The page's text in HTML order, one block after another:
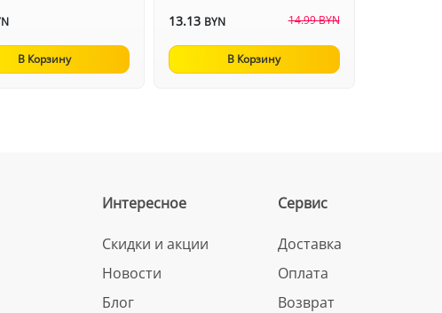
В Корзину
13.13 BYN 14.99 BYN
В Корзину
Интересное
Скидки и акции
Новости
Блог
Сервис
Доставка
Оплата
Возврат